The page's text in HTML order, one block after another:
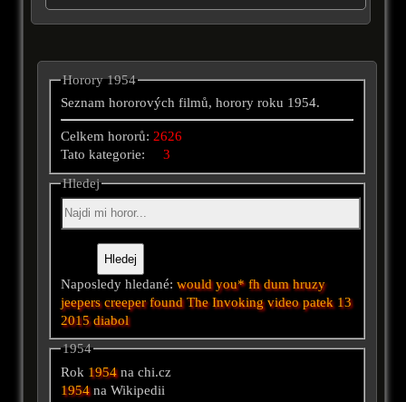
Horory 1954
Seznam hororových filmů, horory roku 1954.
Celkem hororů:2626
Tato kategorie:3
Hledej
Naposledy hledané:would you* fh dum hruzy
jeepers creeper found The Invoking video patek 13
2015 diabol
1954
Rok 1954na chi.cz
1954na Wikipedii